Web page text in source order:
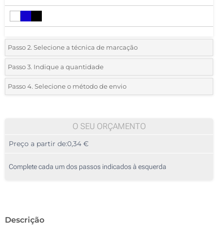
Passo 2. Selecione a técnica de marcação
*Selecione o tipo de marcação e as cores do logotipo:
1 Cor (No corpo)
Sem impressão
Passo 3. Indique a quantidade
*Quantidade mínima:50
100
250
Outra :
Passo 4. Selecione o método de envio
O SEU ORÇAMENTO
Preço a partir de:0,34 €
Complete cada um dos passos indicados à esquerda
Descrição